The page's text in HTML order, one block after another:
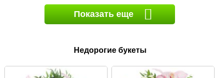
Показать еще
Недорогие букеты